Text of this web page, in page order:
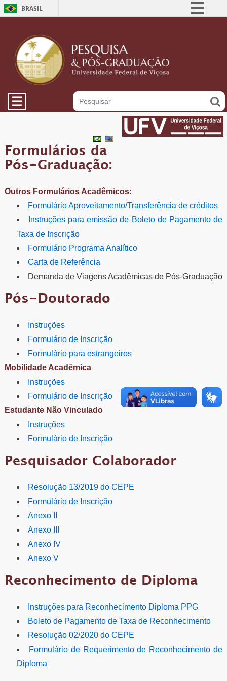
BRASIL
Participe
Acesso à informação
Legislação
☰
Formulários da
Pós-Graduação:
Outros Formulários Acadêmicos:
Formulário Aproveitamento/Transferência de créditos
Instruções para emissão de Boleto de Pagamento de
Taxa de Inscrição
Formulário Programa Analítico
Carta de Referência
Demanda de Viagens Acadêmicas de Pós-Graduação
Pós-Doutorado
Instruções
Formulário de Inscrição
Formulário para estrangeiros
Mobilidade Acadêmica
Instruções
Formulário de Inscrição
Estudante Não Vinculado
Instruções
Formulário de Inscrição
Pesquisador Colaborador
Resolução 13/2019 do CEPE
Formulário de Inscrição
Anexo II
Anexo III
Anexo IV
Anexo V
Reconhecimento de Diploma
Instruções para Reconhecimento Diploma PPG
Boleto de Pagamento de Taxa de Reconhecimento
Resolução 02/2020 do CEPE
Formulário de Requerimento de Reconhecimento de
Diploma